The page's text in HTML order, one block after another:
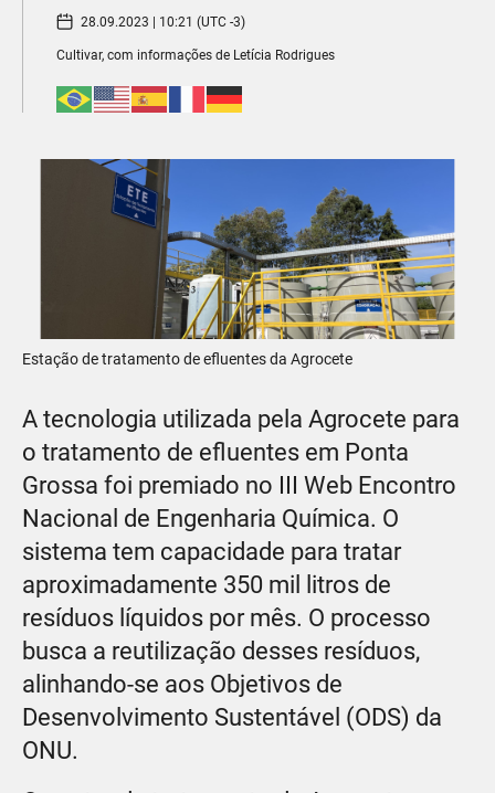
28.09.2023 | 10:21 (UTC -3)
Cultivar, com informações de Letícia Rodrigues
Estação de tratamento de efluentes da Agrocete
A tecnologia utilizada pela Agrocete para
o tratamento de efluentes em Ponta
Grossa foi premiado no III Web Encontro
Nacional de Engenharia Química. O
sistema tem capacidade para tratar
aproximadamente 350 mil litros de
resíduos líquidos por mês. O processo
busca a reutilização desses resíduos,
alinhando-se aos Objetivos de
Desenvolvimento Sustentável (ODS) da
ONU.